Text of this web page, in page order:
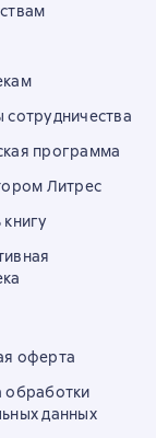
сотрудничества
программа
Литрес
оферта
обработки
данных